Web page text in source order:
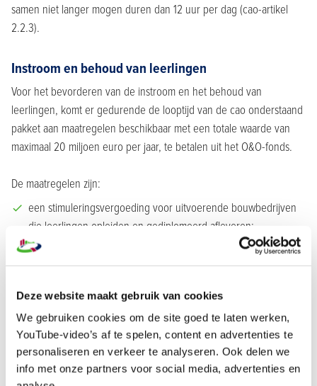
Deze website maakt gebruik van cookies
We gebruiken cookies om de site goed te laten werken,
YouTube-video’s af te spelen, content en advertenties te
personaliseren en verkeer te analyseren. Ook delen we
info met onze partners voor social media, advertenties en
samen niet langer mogen duren dan 12 uur per dag (cao-artikel
2.2.3).
Instroom en behoud van leerlingen
Voor het bevorderen van de instroom en het behoud van
leerlingen, komt er gedurende de looptijd van de cao onderstaand
pakket aan maatregelen beschikbaar met een totale waarde van
maximaal 20 miljoen euro per jaar, te betalen uit het O&O-fonds.
De maatregelen zijn:
een stimuleringsvergoeding voor uitvoerende bouwbedrijven
die leerlingen opleiden en gediplomeerd afleveren;
voor leerlingen de bestaande diplomabonus;
Nadere invulling door DB cao.
Cao-partijen gaan in overleg met de opleidingsbedrijven om te
bezien welke maatregelen nog meer nodig zijn om de instroom van
leerlingen te bevorderen.